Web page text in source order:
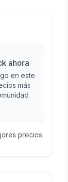
ahora
en este
más
precios